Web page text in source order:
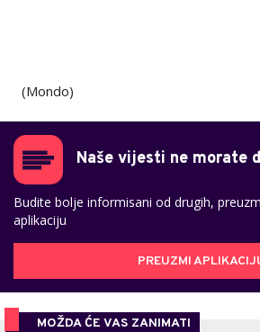
(Mondo)
Naše vijesti ne morate
Budite bolje informisani od drugih,
aplikaciju
PREUZMI
MOŽDA ĆE VAS ZANIMATI